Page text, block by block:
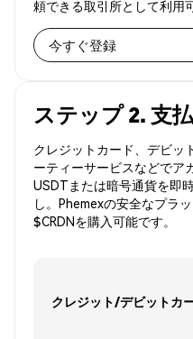
頼できる取引所として利用
今すぐ登録
ステップ 2. 支
クレジットカード、デビッ
ーティーサービスなどでア
USDTまたは暗号通貨を即
し。Phemexの安全なプラ
$CRDNを購入可能です。
クレジット/デビットカ